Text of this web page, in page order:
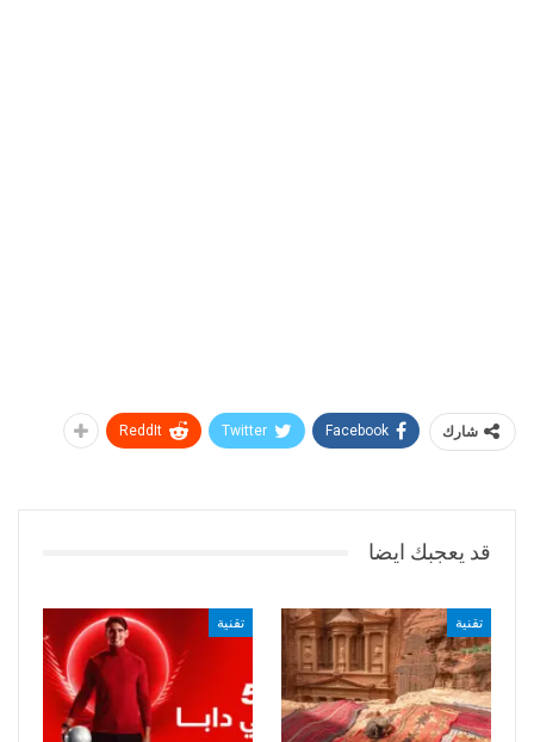
شارك Facebook
Twitter
ReddIt
قد يعجبك ايضا
تقنية تقنية